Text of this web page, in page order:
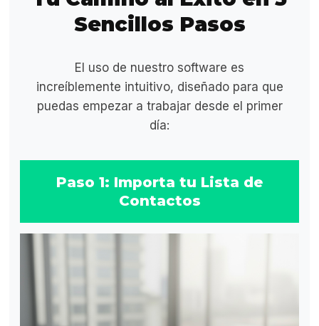
Sencillos Pasos
El uso de nuestro software es
increíblemente intuitivo, diseñado para que
puedas empezar a trabajar desde el primer
día:
Paso 1: Importa tu Lista de
Contactos